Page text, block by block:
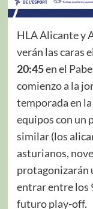
HLA Alicante y
verán las caras el
20:45en el
comienzo a la
temporada en
equipos con un
similar (los
asturianos,
protagonizarán
entrar entre los
futuro play-off.